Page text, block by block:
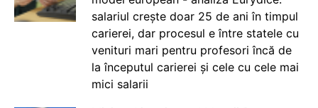
salariul crește doar 25 de ani în timpul
carierei, dar procesul e între statele cu
venituri mari pentru profesori încă de
la începutul carierei și cele cu cele mai
mici salarii